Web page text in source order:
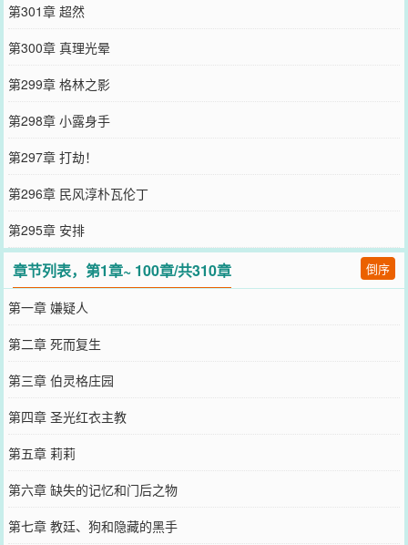
第301章 超然
第300章 真理光晕
第299章 格林之影
第298章 小露身手
第297章 打劫！
第296章 民风淳朴瓦伦丁
第295章 安排
章节列表，第1章~ 100章/共310章 倒序
第一章 嫌疑人
第二章 死而复生
第三章 伯灵格庄园
第四章 圣光红衣主教
第五章 莉莉
第六章 缺失的记忆和门后之物
第七章 教廷、狗和隐藏的黑手